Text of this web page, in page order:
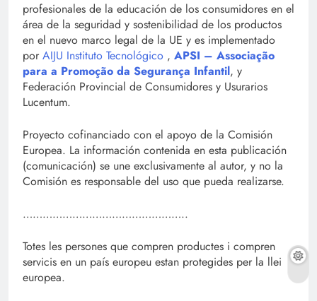
profesionales de la educación de los consumidores en el
área de la seguridad y sostenibilidad de los productos
en el nuevo marco legal de la UE y es implementado
por AIJU Instituto Tecnológico , APSI – Associação
para a Promoção da Segurança Infantil, y
Federación Provincial de Consumidores y Usurarios
Lucentum.
Proyecto cofinanciado con el apoyo de la Comisión
Europea. La información contenida en esta publicación
(comunicación) se une exclusivamente al autor, y no la
Comisión es responsable del uso que pueda realizarse.
…………………………………………..
Totes les persones que compren productes i compren
servicis en un país europeu estan protegides per la llei
europea.